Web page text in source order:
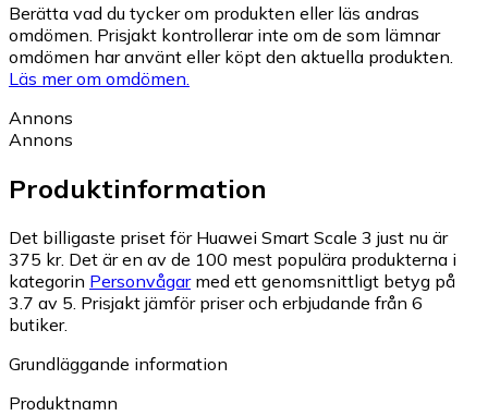
Berätta vad du tycker om produkten eller läs andras
omdömen. Prisjakt kontrollerar inte om de som lämnar
omdömen har använt eller köpt den aktuella produkten.
Läs mer om omdömen.
Annons
Annons
Produktinformation
Det billigaste priset för Huawei Smart Scale 3 just nu är
375 kr. Det är en av de 100 mest populära produkterna i
kategorin Personvågarmed ett genomsnittligt betyg på
3.7 av 5. Prisjakt jämför priser och erbjudande från 6
butiker.
Grundläggande information
Produktnamn